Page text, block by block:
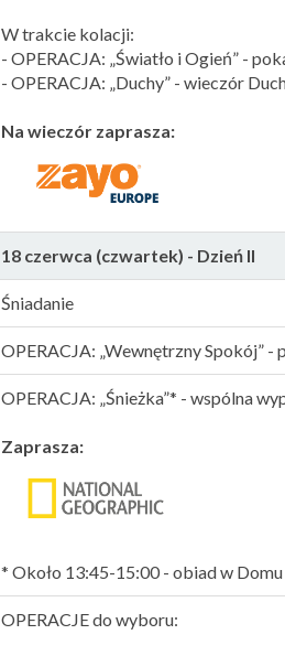
W trakcie kolacji:
- OPERACJA: „Światło i Ogień” -
- OPERACJA: „Duchy” - wieczór
Na wieczór zaprasza:
18 czerwca (czwartek) - Dzień II
Śniadanie
OPERACJA: „Wewnętrzny Spokój” -
OPERACJA: „Śnieżka”* - wspólna
Zaprasza:
* Około 13:45-15:00 - obiad w
OPERACJE do wyboru: